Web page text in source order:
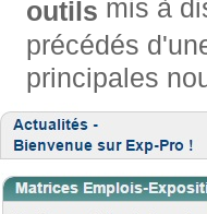
outils mis à
précédés
principales